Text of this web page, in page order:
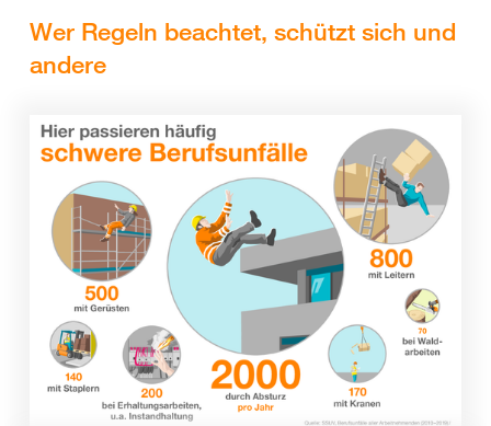
Wer Regeln beachtet, schützt sich und
andere